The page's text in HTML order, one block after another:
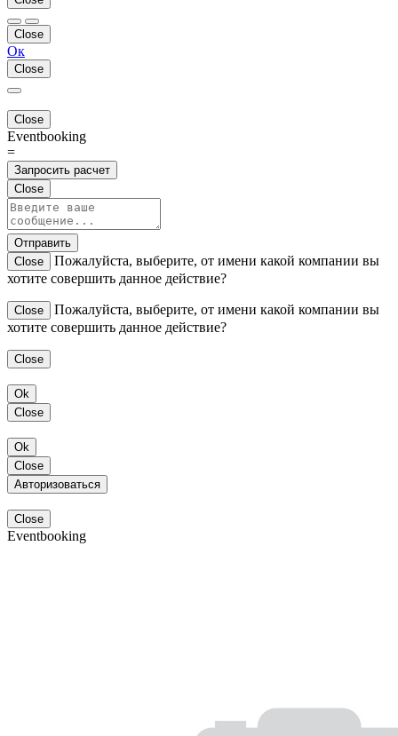
Close
Ок
Close
Close
Eventbooking
=
Запросить расчет
Close
Отправить
Close
Пожалуйста, выберите, от имени какой компании вы
хотите совершить данное действие?
Close
Пожалуйста, выберите, от имени какой компании вы
хотите совершить данное действие?
Close
Ok
Close
Ok
Close
Авторизоваться
Close
Eventbooking